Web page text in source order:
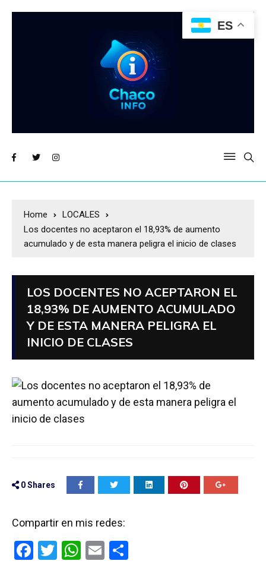
Home
LOCALES
Los docentes no aceptaron el 18,93% de aumento
acumulado y de esta manera peligra el inicio de clases
LOS DOCENTES NO ACEPTARON EL
18,93% DE AUMENTO ACUMULADO
Y DE ESTA MANERA PELIGRA EL
INICIO DE CLASES
0Shares
Compartir en mis redes:
F
T
W E
ES